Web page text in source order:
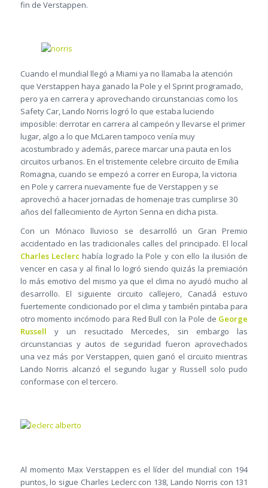
fin de Verstappen.
Cuando el mundial llegó a Miami ya no llamaba la atención
que Verstappen haya ganado la Pole y el Sprint programado,
pero ya en carrera y aprovechando circunstancias como los
Safety Car, Lando Norris logró lo que estaba luciendo
imposible: derrotar en carrera al campeón y llevarse el primer
lugar, algo a lo que McLaren tampoco venía muy
acostumbrado y además, parece marcar una pauta en los
circuitos urbanos. En el tristemente celebre circuito de Emilia
Romagna, cuando se empezó a correr en Europa, la victoria
en Pole y carrera nuevamente fue de Verstappen y se
aprovechó a hacer jornadas de homenaje tras cumplirse 30
años del fallecimiento de Ayrton Senna en dicha pista.
Con un Mónaco lluvioso se desarrolló un Gran Premio
accidentado en las tradicionales calles del principado. El local
Charles Leclerc había logrado la Pole y con ello la ilusión de
vencer en casa y al final lo logró siendo quizás la premiación
lo más emotivo del mismo ya que el clima no ayudó mucho al
desarrollo. El siguiente circuito callejero, Canadá estuvo
fuertemente condicionado por el clima y también pintaba para
otro momento incómodo para Red Bull con la Pole de George
Russell y un resucitado Mercedes, sin embargo las
circunstancias y autos de seguridad fueron aprovechados
una vez más por Verstappen, quien ganó el circuito mientras
Lando Norris alcanzó el segundo lugar y Russell solo pudo
conformase con el tercero.
Al momento Max Verstappen es el líder del mundial con 194
puntos, lo sigue Charles Leclerc con 138, Lando Norris con 131